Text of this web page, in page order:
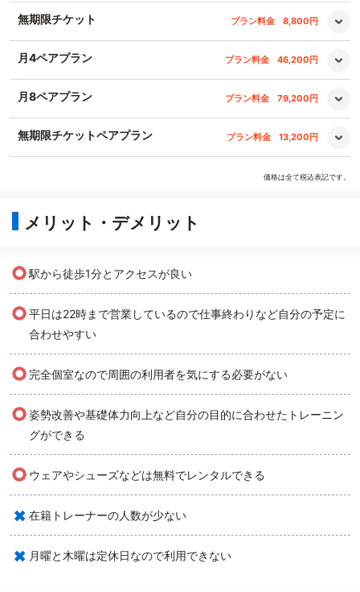
無期限チケット プラン料金 8,800円
月4ペアプラン プラン料金 46,200円
月8ペアプラン プラン料金 79,200円
無期限チケットペアプラン プラン料金 13,200円
価格は全て税込表記です。
メリット・デメリット
○駅から徒歩1分とアクセスが良い
○平日は22時まで営業しているので仕事終わりなど自分の予定に
合わせやすい
○ 完全個室なので周囲の利用者を気にする必要がない
○姿勢改善や基礎体力向上など自分の目的に合わせたトレーニン
グができる
○ ウェアやシューズなどは無料でレンタルできる
× 在籍トレーナーの人数が少ない
× 月曜と木曜は定休日なので利用できない